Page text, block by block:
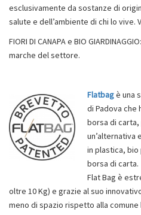
esclusivamente da sostanze di
salute e dell’ambiente di chi lo vive.
FIORI DI CANAPA e BIO
marche del settore.
Flatbagè una
di Padova che
borsa di
un’alternativa
in plastica, bio
borsa di carta.
Flat Bag è
oltre 10 Kg) e grazie al suo
meno di spazio rispetto alla